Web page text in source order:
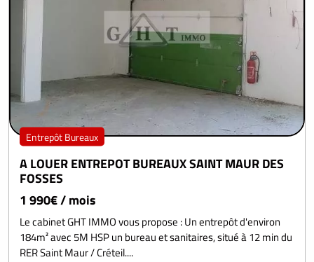
Entrepôt Bureaux
A LOUER ENTREPOT BUREAUX SAINT MAUR DES
FOSSES
1 990€ / mois
Le cabinet GHT IMMO vous propose : Un entrepôt d'environ
184m² avec 5M HSP un bureau et sanitaires, situé à 12 min du
RER Saint Maur / Créteil....